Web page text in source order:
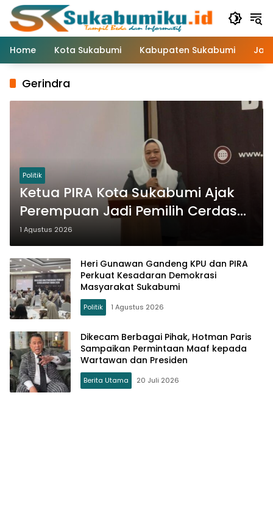
Langsung
konten
Home
Kota Sukabumi Kabupaten Sukabumi
Gerindra
Politik
Ketua PIRA Kota Sukabumi Ajak
Perempuan Jadi Pemilih Cerdas
dan Agen Demokrasi
1 Agustus 2026
Heri Gunawan Gandeng KPU dan PIRA
Perkuat Kesadaran Demokrasi
Masyarakat Sukabumi
Politik 1 Agustus 2026
Dikecam Berbagai Pihak, Hotman Paris
Sampaikan Permintaan Maaf kepada
Wartawan dan Presiden
Berita Utama 20 Juli 2026